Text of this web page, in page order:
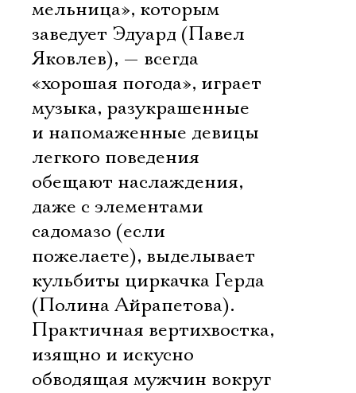
мельница», которым
заведует Эдуард (Павел
Яковлев), — всегда
«хорошая погода», играет
музыка, разукрашенные
и напомаженные девицы
легкого поведения
обещают наслаждения,
даже с элементами
садомазо (если
пожелаете), выделывает
кульбиты циркачка Герда
(Полина Айрапетова).
Практичная вертихвостка,
изящно и искусно
обводящая мужчин вокруг
Имя
Ознакомиться